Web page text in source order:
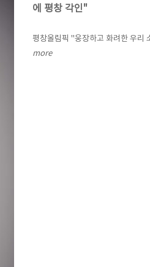
에 평창 각인"
평창올림픽 "웅장하고 화려한 우리
more